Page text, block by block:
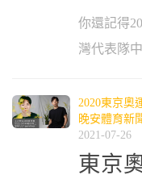
你還記得
灣代表隊
2020東京奧
晚安體育新
2021-07-26
東京